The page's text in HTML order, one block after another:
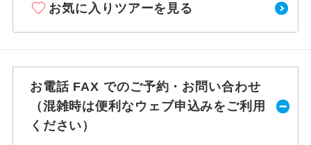
お気に入りツアーを見る
お電話 FAX でのご予約・お問い合わせ
（混雑時は便利なウェブ申込みをご利用
ください）